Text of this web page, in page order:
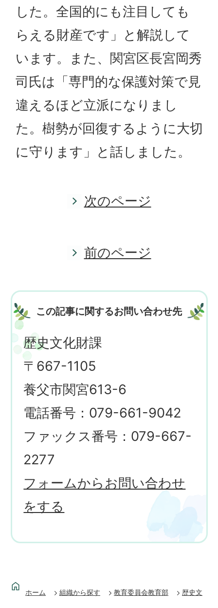
した。全国的にも注目しても
らえる財産です」と解説して
います。また、関宮区長宮岡秀
司氏は「専門的な保護対策で見
違えるほど立派になりまし
た。樹勢が回復するように大切
に守ります」と話しました。
次のページ
前のページ
この記事に関するお問い合わせ先
歴史文化財課
〒667-1105
養父市関宮613-6
電話番号：079-661-9042
ファックス番号：079-667-
2277
フォームからお問い合わせ
をする
ホーム 組織から探す 教育委員会教育部 歴史文